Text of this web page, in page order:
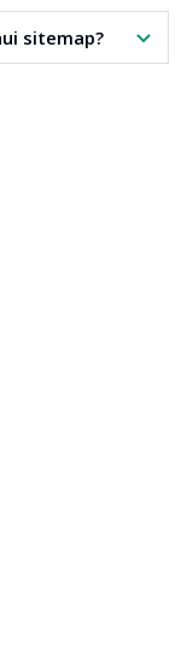
antet nevalid
XML.
de probleme.
sitemap?
Tools. Este